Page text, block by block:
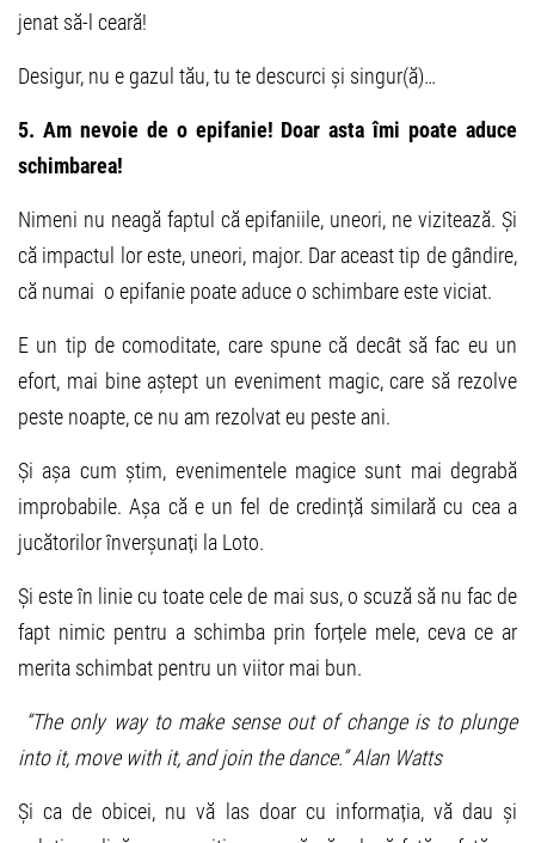
jenat să-l ceară!
Desigur, nu e gazul tău, tu te descurci și singur(ă)…
5. Am nevoie de o epifanie! Doar asta îmi poate aduce
schimbarea!
Nimeni nu neagă faptul că epifaniile, uneori, ne vizitează. Și
că impactul lor este, uneori, major. Dar aceast tip de gândire,
că numai o epifanie poate aduce o schimbare este viciat.
E un tip de comoditate, care spune că decât să fac eu un
efort, mai bine aștept un eveniment magic, care să rezolve
peste noapte, ce nu am rezolvat eu peste ani.
Și așa cum știm, evenimentele magice sunt mai degrabă
improbabile. Așa că e un fel de credință similară cu cea a
jucătorilor înverșunați la Loto.
Și este în linie cu toate cele de mai sus, o scuză să nu fac de
fapt nimic pentru a schimba prin forțele mele, ceva ce ar
merita schimbat pentru un viitor mai bun.
“The only way to make sense out of change is to plunge
into it, move with it, and join the dance.” Alan Watts
Și ca de obicei, nu vă las doar cu informația, vă dau și